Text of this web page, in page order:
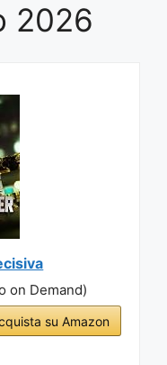
2026
on Demand)
su Amazon